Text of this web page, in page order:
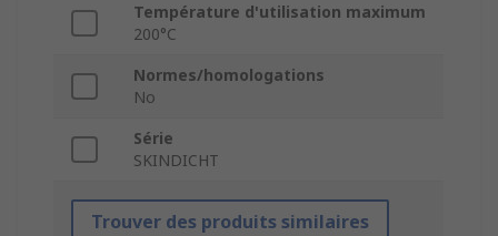
Température d'utilisation maximum
200°C
Normes/homologations
No
Série
SKINDICHT
Trouver des produits similaires